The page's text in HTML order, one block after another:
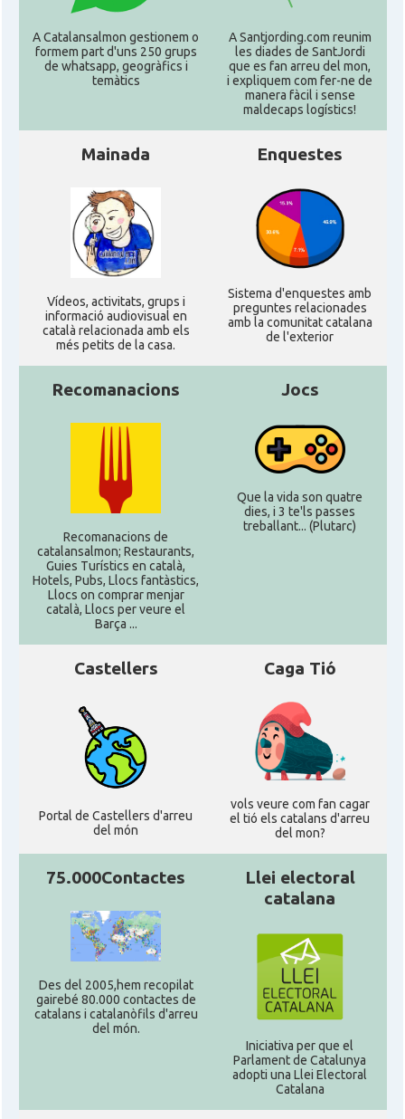
A Catalansalmon gestionem o
formem part d'uns 250 grups
de whatsapp, geogràfics i
temàtics
A Santjording.com reunim
les diades de SantJordi
que es fan arreu del mon,
i expliquem com fer-ne de
manera fàcil i sense
maldecaps logí­stics!
Mainada
Ví­deos, activitats, grups i
informació audiovisual en
català relacionada amb els
més petits de la casa.
Enquestes
Sistema d'enquestes amb
preguntes relacionades
amb la comunitat catalana
de l'exterior
Recomanacions
Recomanacions de
catalansalmon; Restaurants,
Guies Turístics en català,
Hotels, Pubs, Llocs fantàstics,
Llocs on comprar menjar
català, Llocs per veure el
Barça ...
Jocs
Que la vida son quatre
dies, i 3 te'ls passes
treballant... (Plutarc)
Castellers
Portal de Castellers d'arreu
del món
Caga Tió
vols veure com fan cagar
el tió els catalans d'arreu
del mon?
75.000Contactes
Des del 2005,hem recopilat
gairebé 80.000 contactes de
catalans i catalanòfils d'arreu
del món.
Llei electoral
catalana
Iniciativa per que el
Parlament de Catalunya
adopti una Llei Electoral
Catalana